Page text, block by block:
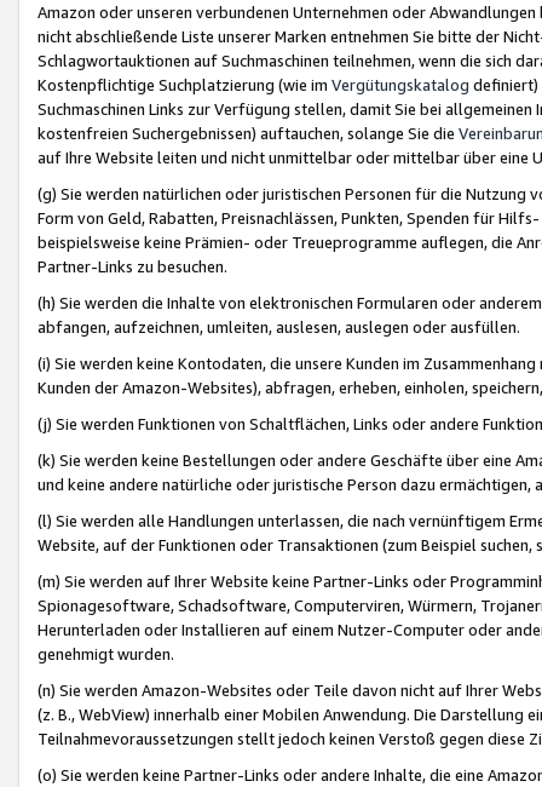
Amazon oder unseren verbundenen Unternehmen oder
nicht abschließende Liste unserer Marken entnehmen Sie bitte der
Schlagwortauktionen auf Suchmaschinen teilnehmen, wenn die sich
Kostenpflichtige Suchplatzierung (wie im Vergütungskatalog definiert)
Suchmaschinen Links zur Verfügung stellen, damit Sie bei
kostenfreien Suchergebnissen) auftauchen, solange Sie die
auf Ihre Website leiten und nicht unmittelbar oder mittelbar über eine
(g) Sie werden natürlichen oder juristischen Personen für die Nutzung
Form von Geld, Rabatten, Preisnachlässen, Punkten, Spenden für
beispielsweise keine Prämien- oder Treueprogramme auflegen, die
Partner-Links zu besuchen.
(h) Sie werden die Inhalte von elektronischen Formularen oder
abfangen, aufzeichnen, umleiten, auslesen, auslegen oder ausfüllen.
(i) Sie werden keine Kontodaten, die unsere Kunden im
Kunden der Amazon-Websites), abfragen, erheben, einholen,
(j) Sie werden Funktionen von Schaltflächen, Links oder andere
(k) Sie werden keine Bestellungen oder andere Geschäfte über eine
und keine andere natürliche oder juristische Person dazu
(l) Sie werden alle Handlungen unterlassen, die nach vernünftigem
Website, auf der Funktionen oder Transaktionen (zum Beispiel
(m) Sie werden auf Ihrer Website keine Partner-Links oder
Spionagesoftware, Schadsoftware, Computerviren, Würmern,
Herunterladen oder Installieren auf einem Nutzer-Computer oder
genehmigt wurden.
(n) Sie werden Amazon-Websites oder Teile davon nicht auf Ihrer
(z. B., WebView) innerhalb einer Mobilen Anwendung. Die Darstellung
Teilnahmevoraussetzungen stellt jedoch keinen Verstoß gegen diese
(o) Sie werden keine Partner-Links oder andere Inhalte, die eine